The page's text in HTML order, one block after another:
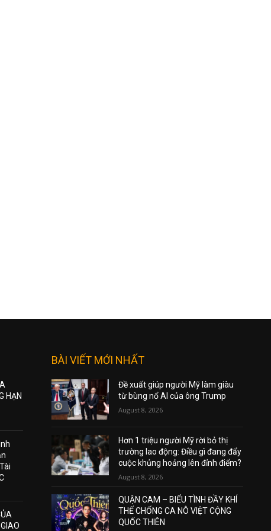
HẠN
BÀI VIẾT MỚI NHẤT
Đề xuất giúp người Mỹ làm giàu
từ bùng nổ AI của ông Trump
August 8, 2026
Hơn 1 triệu người Mỹ rời bỏ thị
trường lao động: Điều gì đang đẩy
cuộc khủng hoảng lên đỉnh điểm?
August 8, 2026
QUẬN CAM – BIỂU TÌNH ĐẦY KHÍ
THẾ CHỐNG CA NÔ VIỆT CỘNG
QUỐC THIÊN